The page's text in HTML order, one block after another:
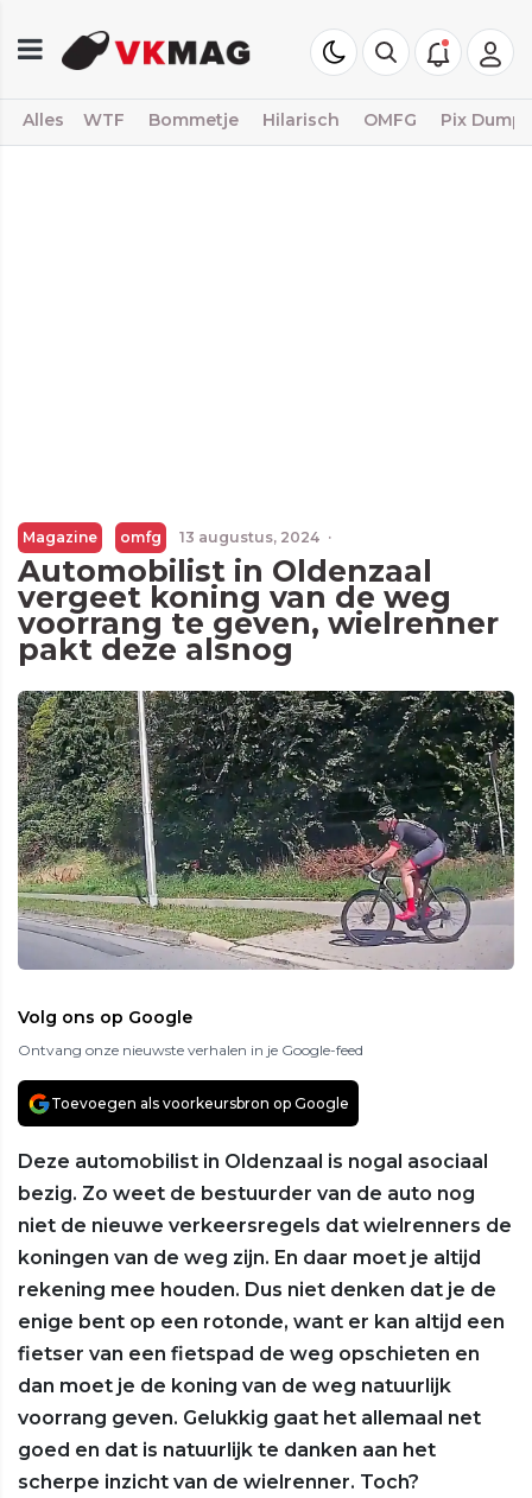
Alles WTF Bommetje Hilarisch OMFG Pix Dump
Magazine omfg 13 augustus, 2024 ·
Automobilist in Oldenzaal
vergeet koning van de weg
voorrang te geven, wielrenner
pakt deze alsnog
Volg ons op Google
Ontvang onze nieuwste verhalen in je Google-feed
Toevoegen als voorkeursbron op Google
Deze automobilist in Oldenzaal is nogal asociaal
bezig. Zo weet de bestuurder van de auto nog
niet de nieuwe verkeersregels dat wielrenners de
koningen van de weg zijn. En daar moet je altijd
rekening mee houden. Dus niet denken dat je de
enige bent op een rotonde, want er kan altijd een
fietser van een fietspad de weg opschieten en
dan moet je de koning van de weg natuurlijk
voorrang geven. Gelukkig gaat het allemaal net
goed en dat is natuurlijk te danken aan het
scherpe inzicht van de wielrenner. Toch?